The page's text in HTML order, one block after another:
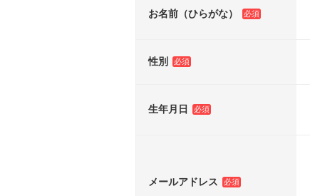
お名前（ひらがな）
性別
生年月日
メールアドレス